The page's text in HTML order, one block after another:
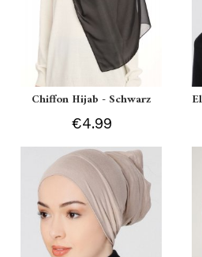
Chiffon Hijab - Schwarz
€4.99